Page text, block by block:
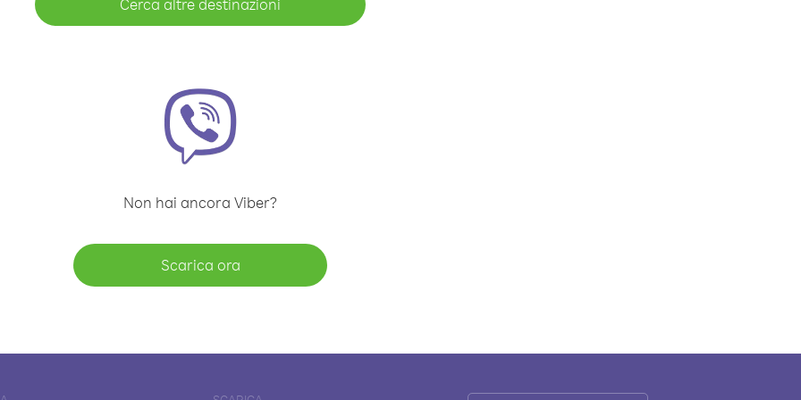
Cerca altre destinazioni
Non hai ancora Viber?
Scarica ora